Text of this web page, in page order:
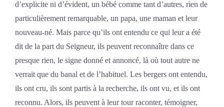
d’explicite ni d’évident, un bébé comme tant d’autres, rien de
particulièrement remarquable, un papa, une maman et leur
nouveau-né. Mais parce qu’ils ont entendu ce qui leur a été
dit de la part du Seigneur, ils peuvent reconnaître dans ce
presque rien, le signe donné et annoncé, là où tout autre ne
verrait que du banal et de l’habituel. Les bergers ont entendu,
ils ont cru, ils sont partis à la recherche, ils ont vu, et ils ont
reconnu. Alors, ils peuvent à leur tour raconter, témoigner,